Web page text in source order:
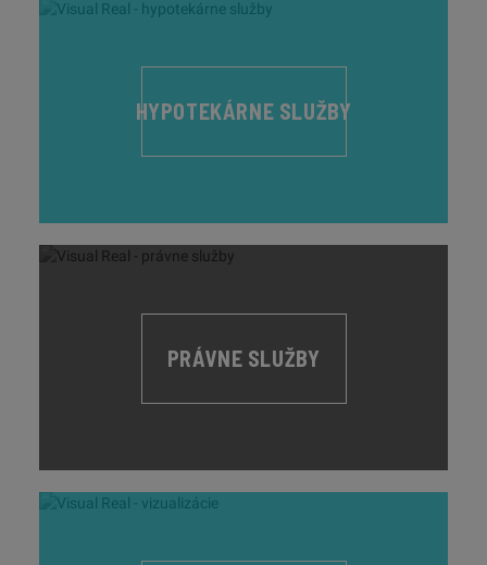
HYPOTEKÁRNE SLUŽBY
PRÁVNE SLUŽBY